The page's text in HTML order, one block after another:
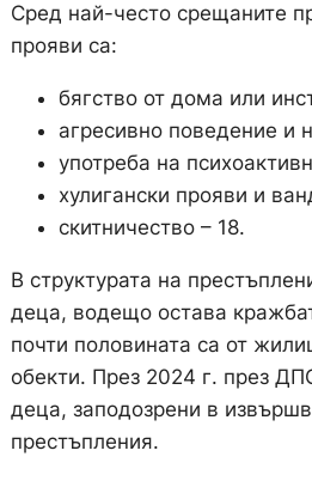
Сред най-често срещаните
прояви са:
бягство от дома или
агресивно поведение и
употреба на
хулигански прояви и
скитничество – 18.
В структурата на
деца, водещо остава
почти половината са от
обекти. През 2024 г. през
деца, заподозрени в
престъпления.